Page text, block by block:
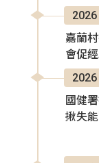
2026
嘉蘭
會促
2026
國健
揪失